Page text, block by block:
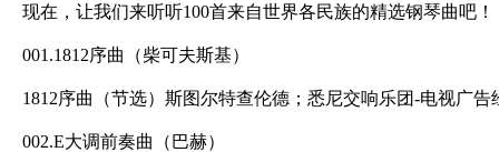
现在，让我们来听听100首来自世界各民族的精选钢琴曲吧！
001.1812序曲（柴可夫斯基）
1812序曲（节选）斯图尔特查伦德；悉尼交响乐团-电视广告
002.E大调前奏曲（巴赫）